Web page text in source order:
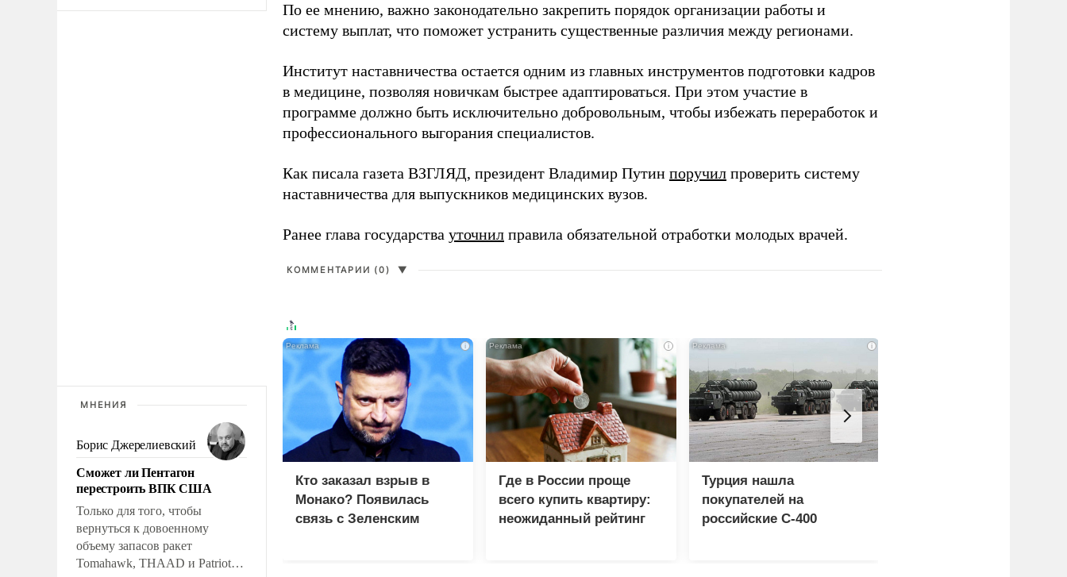
МНЕНИЯ
Борис Джерелиевский
Сможет ли Пентагон
перестроить ВПК США
Только для того, чтобы
вернуться к довоенному
объему запасов ракет
Tomahawk, THAAD и Patriot
По ее мнению, важно законодательно закрепить порядок организации работы и
систему выплат, что поможет устранить существенные различия между регионами.
Институт наставничества остается одним из главных инструментов подготовки кадров
в медицине, позволяя новичкам быстрее адаптироваться. При этом участие в
программе должно быть исключительно добровольным, чтобы избежать переработок и
профессионального выгорания специалистов.
Как писала газета ВЗГЛЯД, президент Владимир Путин поручил проверить систему
наставничества для выпускников медицинских вузов.
Ранее глава государства уточнил правила обязательной отработки молодых врачей.
КОММЕНТАРИИ (0) ▼
i
Кто заказал взрыв в
Монако? Появилась
связь с Зеленским
i
Где в России проще
всего купить квартиру:
неожиданный рейтинг
i
Турция нашла
покупателей на
российские C-400